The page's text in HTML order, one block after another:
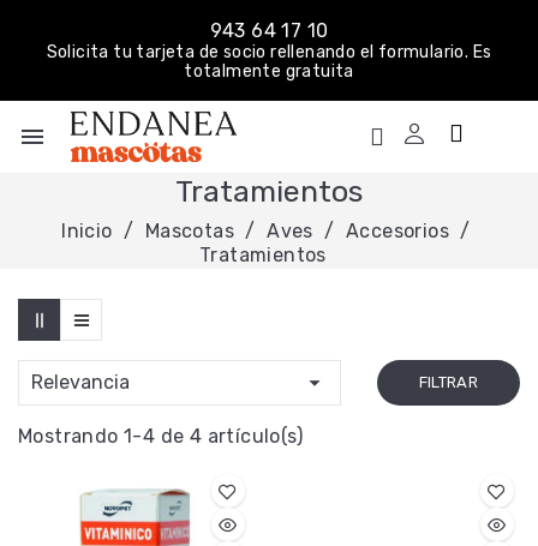
943 64 17 10
Solicita tu tarjeta de socio rellenando el formulario. Es
totalmente gratuita
menu
Tratamientos
Inicio Mascotas Aves
Accesorios
Tratamientos
Relevancia  FILTRAR
Mostrando 1-4 de 4 artículo(s)